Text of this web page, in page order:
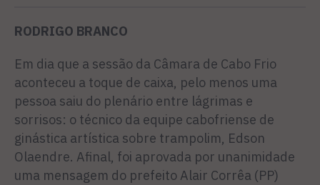
RODRIGO BRANCO
Em dia que a sessão da Câ­mara de Cabo Frio
aconteceu a toque de caixa, pelo menos uma
pessoa saiu do plenário entre lá­grimas e
sorrisos: o técnico da equipe cabofriense de
ginástica artística sobre trampolim, Edson
Olaendre. Afinal, foi aprovada por unanimidade
uma mensa­gem do prefeito Alair Corrêa (PP)